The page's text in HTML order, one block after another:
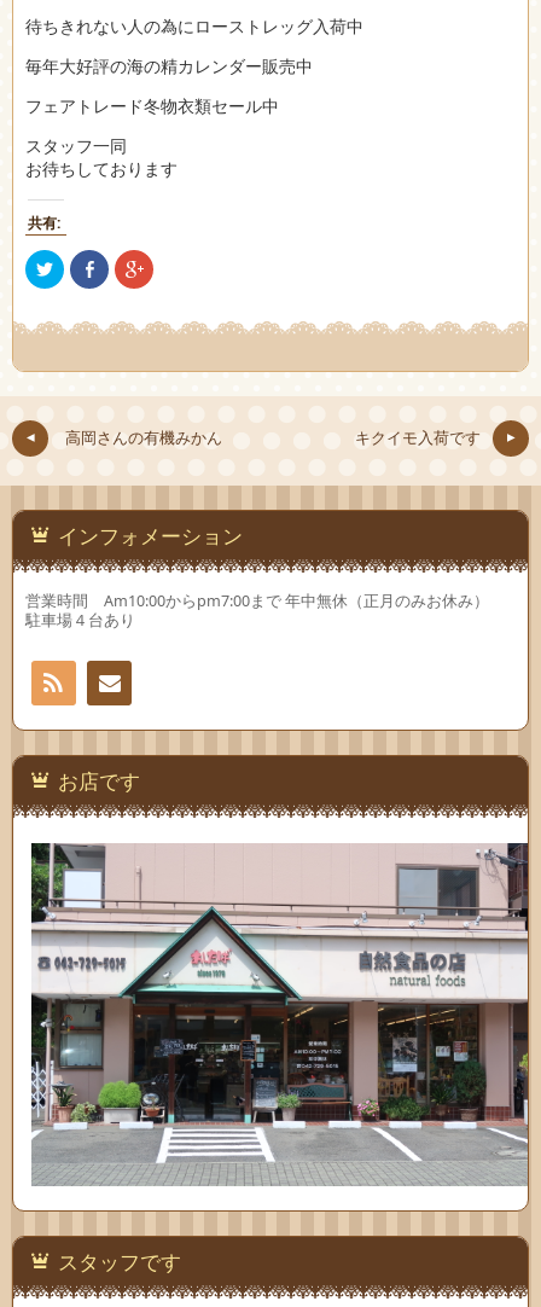
待ちきれない人の為にローストレッグ入荷中
毎年大好評の海の精カレンダー販売中
フェアトレード冬物衣類セール中
スタッフ一同
お待ちしております
共有:
ク
リ
し
て
で
し
い
ン
ウ
で
開
き
ま
Facebook
で
(新
し
ウ
ン
ウ
で
ま
ク
リ
し
て
で
有
し
い
ン
ウ
で
開
き
ま
高岡さんの有機みかん キクイモ入荷です
インフォメーション
営業時間 Am10:00からpm7:00まで 年中無休（正月のみお休み）
駐車場４台あり
お問
い合
わせ
お店です
スタッフです